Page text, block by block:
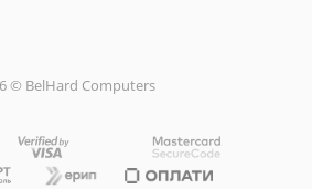
© BelHard Computers